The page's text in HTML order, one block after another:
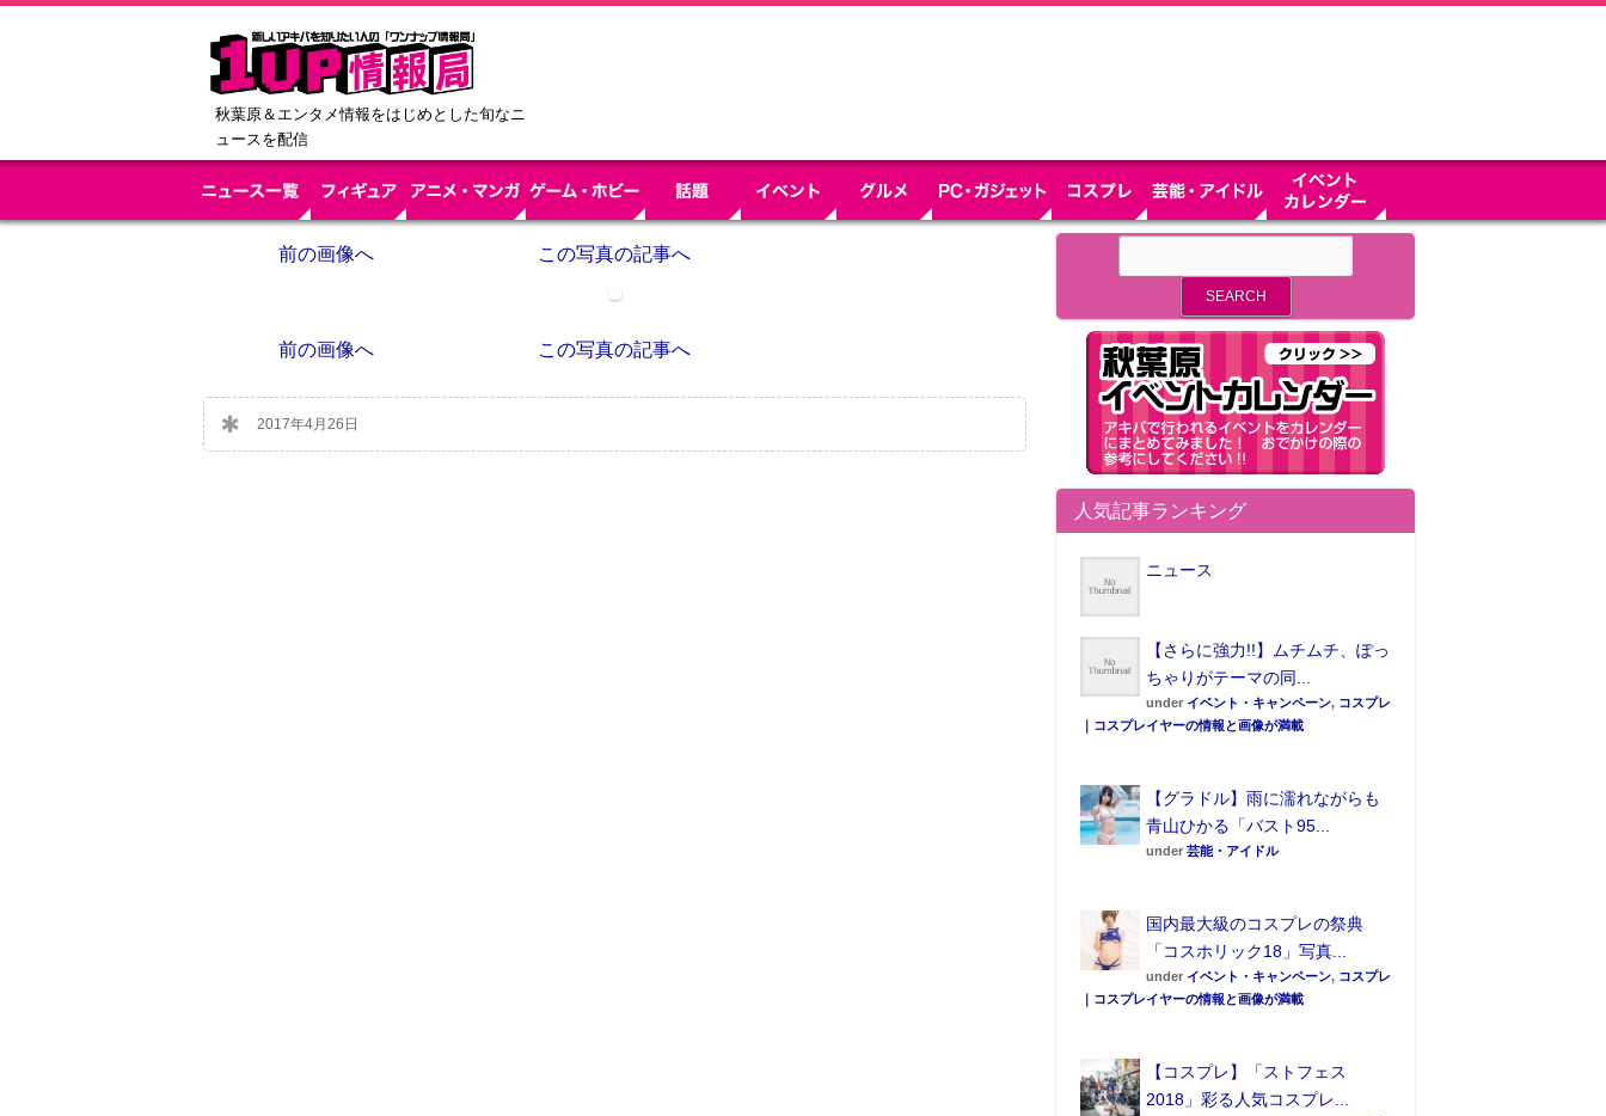
秋葉原＆エンタメ情報をはじめとした旬なニ
ュースを配信
前の画像へ この写真の記事へ
前の画像へ この写真の記事へ
2017年4月26日
人気記事ランキング
ニュース
【さらに強力!!】ムチムチ、ぽっ
ちゃりがテーマの同...
under イベント・キャンペーン, コスプレ
｜コスプレイヤーの情報と画像が満載
【グラドル】雨に濡れながらも
青山ひかる「バスト95...
under 芸能・アイドル
国内最大級のコスプレの祭典
「コスホリック18」写真...
under イベント・キャンペーン, コスプレ
｜コスプレイヤーの情報と画像が満載
【コスプレ】「ストフェス
2018」彩る人気コスプレ...